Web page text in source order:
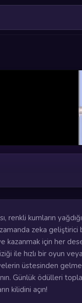
renkli kumların
zeka
kazanmak için her
ile hızlı bir oyun
üstesinden gelmek
Günlük ödülleri
kilidini açın!